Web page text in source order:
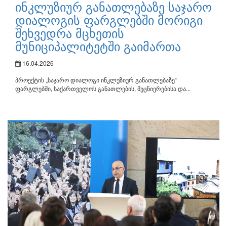
ინკლუზიურ განათლებაზე საჯარო
დიალოგის ფარგლებში მორიგი
შეხვედრა მცხეთის
მუნიციპალიტეტში გაიმართა
16.04.2026
პროექტის „საჯარო დიალოგი ინკლუზიურ განათლებაზე“
ფარგლებში, საქართველოს განათლების, მეცნიერებისა და...